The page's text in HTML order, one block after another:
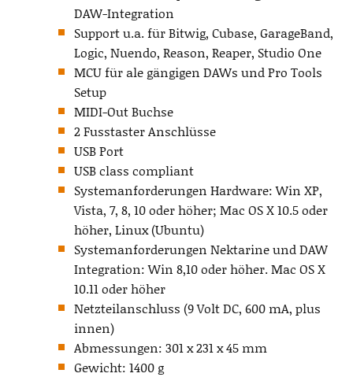
DAW-Integration
Support u.a. für Bitwig, Cubase, GarageBand,
Logic, Nuendo, Reason, Reaper, Studio One
MCU für ale gängigen DAWs und Pro Tools
Setup
MIDI-Out Buchse
2 Fusstaster Anschlüsse
USB Port
USB class compliant
Systemanforderungen Hardware: Win XP,
Vista, 7, 8, 10 oder höher; Mac OS X 10.5 oder
höher, Linux (Ubuntu)
Systemanforderungen Nektarine und DAW
Integration: Win 8,10 oder höher. Mac OS X
10.11 oder höher
Netzteilanschluss (9 Volt DC, 600 mA, plus
innen)
Abmessungen: 301 x 231 x 45 mm
Gewicht: 1400 g